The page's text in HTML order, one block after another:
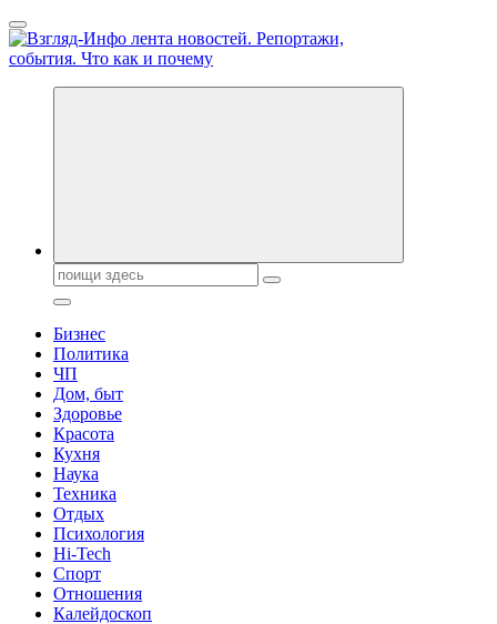
Перейти
к
содержанию
Обо всем и обо всех, что зачем и почему. Новости политики,
Поиск:
Бизнес
Политика
ЧП
Дом, быт
Здоровье
Красота
Кухня
Наука
Техника
Отдых
Психология
Hi-Tech
Спорт
Отношения
Калейдоскоп